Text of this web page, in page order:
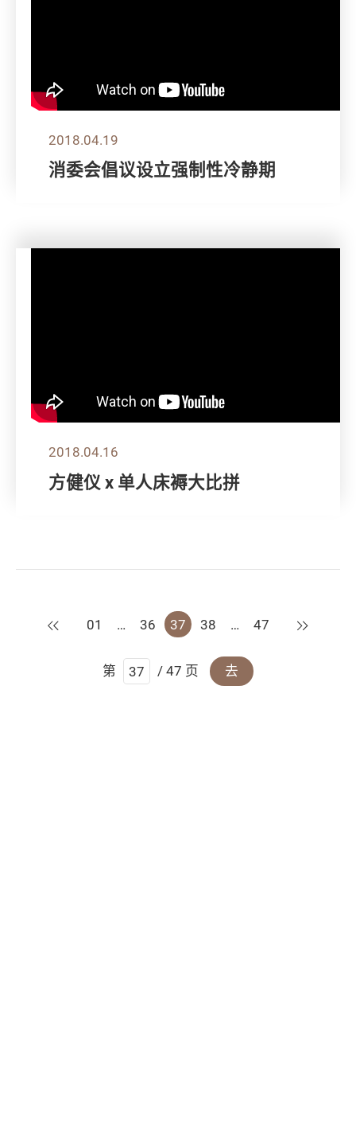
2018.04.19
消委会倡议设立强制性冷静期
2018.04.16
方健仪 x 单人床褥大比拼
上一页
01 … 36 37 38 … 47 下一页
第 / 47 页 去